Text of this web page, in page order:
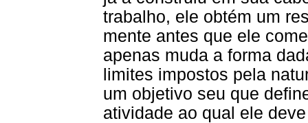
trabalho, ele obtém um
mente antes que ele
apenas muda a forma
limites impostos pela
um objetivo seu que
atividade ao qual ele